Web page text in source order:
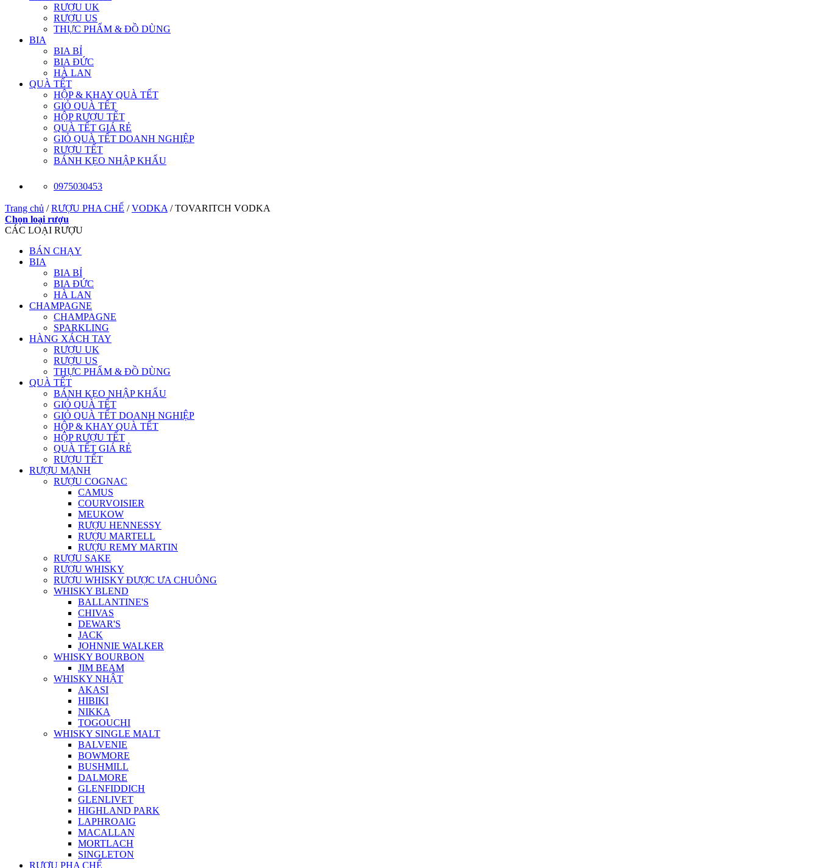
RƯỢU UK
RƯỢU US
THỰC PHẨM & ĐỒ DÙNG
BIA
BIA BỈ
BIA ĐỨC
HÀ LAN
QUÀ TẾT
HỘP & KHAY QUÀ TẾT
GIỎ QUÀ TẾT
HỘP RƯỢU TẾT
QUÀ TẾT GIÁ RẺ
GIỎ QUÀ TẾT DOANH NGHIỆP
RƯỢU TẾT
BÁNH KẸO NHẬP KHẨU
0975030453
Trang chủ / RƯỢU PHA CHẾ / VODKA /TOVARITCH VODKA
Chọn loại rượu
CÁC LOẠI RƯỢU
BÁN CHẠY
BIA
BIA BỈ
BIA ĐỨC
HÀ LAN
CHAMPAGNE
CHAMPAGNE
SPARKLING
HÀNG XÁCH TAY
RƯỢU UK
RƯỢU US
THỰC PHẨM & ĐỒ DÙNG
QUÀ TẾT
BÁNH KẸO NHẬP KHẨU
GIỎ QUÀ TẾT
GIỎ QUÀ TẾT DOANH NGHIỆP
HỘP & KHAY QUÀ TẾT
HỘP RƯỢU TẾT
QUÀ TẾT GIÁ RẺ
RƯỢU TẾT
RƯỢU MẠNH
RƯỢU COGNAC
CAMUS
COURVOISIER
MEUKOW
RƯỢU HENNESSY
RƯỢU MARTELL
RƯỢU REMY MARTIN
RƯỢU SAKE
RƯỢU WHISKY
RƯỢU WHISKY ĐƯỢC ƯA CHUÔNG
WHISKY BLEND
BALLANTINE'S
CHIVAS
DEWAR'S
JACK
JOHNNIE WALKER
WHISKY BOURBON
JIM BEAM
WHISKY NHẬT
AKASI
HIBIKI
NIKKA
TOGOUCHI
WHISKY SINGLE MALT
BALVENIE
BOWMORE
BUSHMILL
DALMORE
GLENFIDDICH
GLENLIVET
HIGHLAND PARK
LAPHROAIG
MACALLAN
MORTLACH
SINGLETON
RƯỢU PHA CHẾ